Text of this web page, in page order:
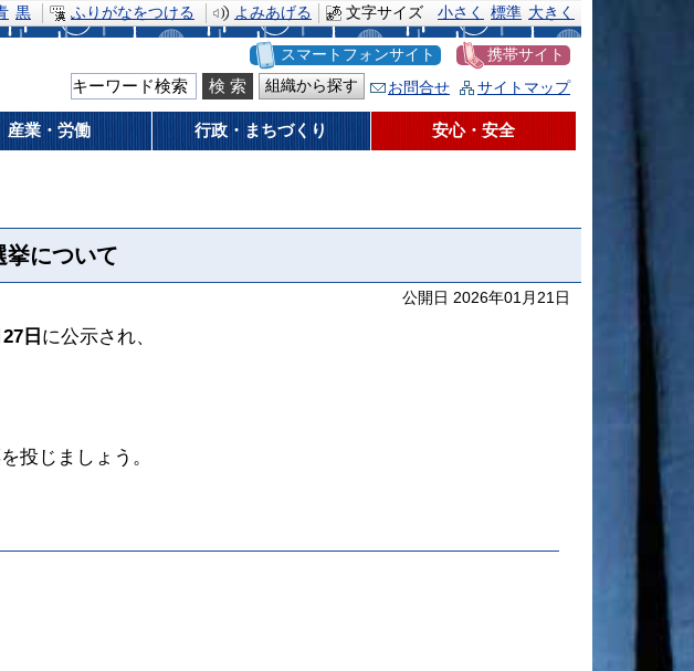
文字サイズ 小さく 標準 大きく
黒 ふりがなをつける よみあげる
スマートフォンサイト
携帯サイト
組織から探す
お問合せ サイトマップ
産業・労働 行政・まちづくり 安心・安全
挙について
公開日 2026年01月21日
日 に公示され、
投じましょう。